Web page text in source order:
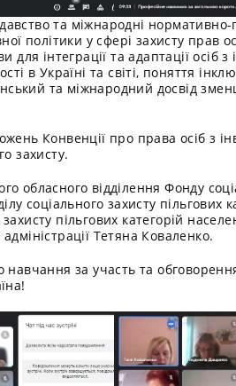
та міжнародні нормативно-
політики у сфері захисту прав
для інтеграції та адаптації осіб
в Україні та світі, поняття
та міжнародний досвід
Конвенції про права осіб з
захисту.
обласного відділення Фонду
соціального захисту пільгових
пільгових категорій
Тетяна Коваленко.
навчання за участь та